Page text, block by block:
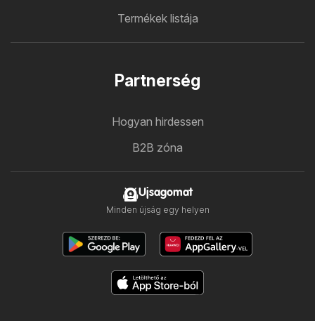
Termékek listája
Partnerség
Hogyan hirdessen
B2B zóna
Ujsagomat
Minden újság egy helyen